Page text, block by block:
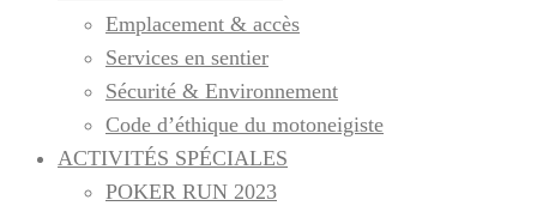
Emplacement & accès
Services en sentier
Sécurité & Environnement
Code d’éthique du motoneigiste
ACTIVITÉS SPÉCIALES
POKER RUN 2023